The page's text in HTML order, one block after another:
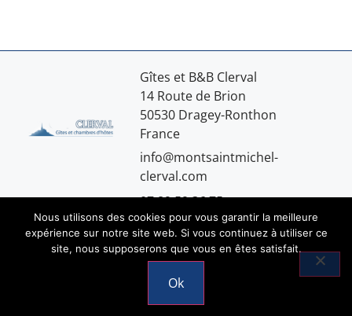
Gîtes et B&B Clerval
14 Route de Brion
50530 Dragey-Ronthon
France
info@montsaintmichel-
clerval.com
07.89.59.36.75
Nous utilisons des cookies pour vous garantir la meilleure
expérience sur notre site web. Si vous continuez à utiliser ce
site, nous supposerons que vous en êtes satisfait.
Ok